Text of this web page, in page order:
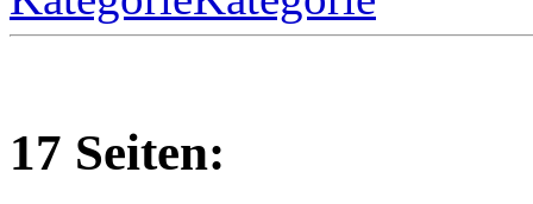
17 Seiten: